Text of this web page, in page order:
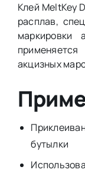
Клей MeltKey
расплав,
маркировки
акцизных
бутылки